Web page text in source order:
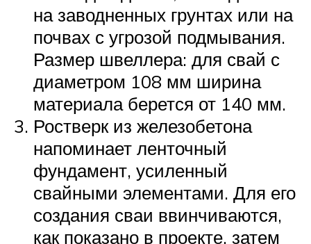
на заводненных грунтах или на
почвах с угрозой подмывания.
Размер швеллера: для свай с
диаметром 108 мм ширина
материала берется от 140 мм.
Ростверк из железобетона
напоминает ленточный
фундамент, усиленный
свайными элементами. Для его
создания сваи ввинчиваются,
как показано в проекте, затем